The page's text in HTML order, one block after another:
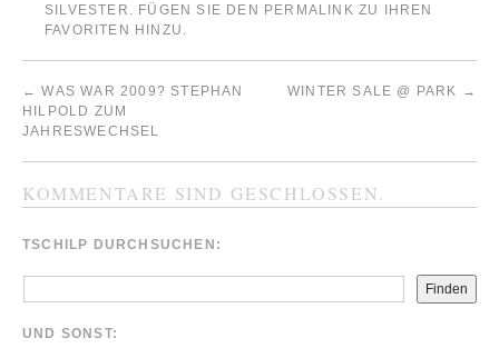
SILVESTER . FÜGEN SIE DEN PERMALINK ZU IHREN
FAVORITEN HINZU.
← WAS WAR 2009? STEPHAN
HILPOLD ZUM
JAHRESWECHSEL
WINTER SALE @ PARK →
KOMMENTARE SIND GESCHLOSSEN.
TSCHILP DURCHSUCHEN:
Finden
UND SONST: